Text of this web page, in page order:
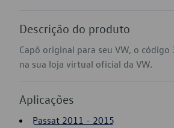
Descrição do produto
Capô original para seu VW, o
na sua loja virtual oficial da VW.
Aplicações
Passat 2011 - 2015